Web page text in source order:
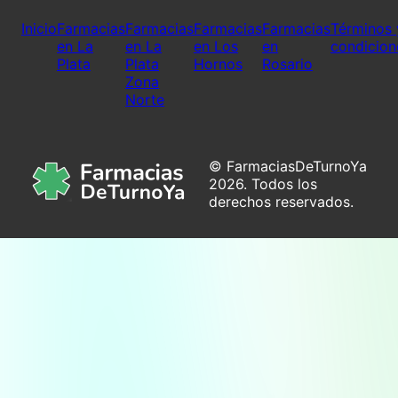
InicioFarmacias
en La
Plata
Farmacias
en La
Plata
Zona
Norte
Farmacias
en Los
Hornos
Farmacias
en
Rosario
Términos
© FarmaciasDeTurnoYa
2026. Todos los
derechos reservados.